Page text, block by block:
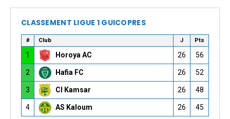
CLASSEMENT LIGUE 1 GUICOPRES
# Club J Pts
1 Horoya AC 26 56
2 Hafia FC 26 52
3 CI Kamsar 26 48
4 AS Kaloum 26 45